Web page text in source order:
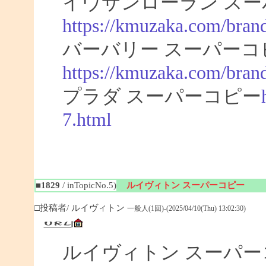
https://kmuzaka.com/
バーバリー スーパーコ
https://kmuzaka.com/
プラダ スーパーコピー
7.html
■1829 / inTopicNo.5) ルイヴィトン スーパーコピー
□投稿者/ ルイヴィトン 一般人(1回)-(2025/04/10(Thu) 13:02:30)
ルイヴィトン スーパ